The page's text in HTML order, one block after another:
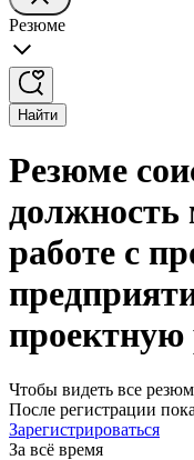
Резюме
Найти
Резюме
должность
работе с
проектную
Чтобы видеть все
После регистрации
Зарегистрироваться
За всё время